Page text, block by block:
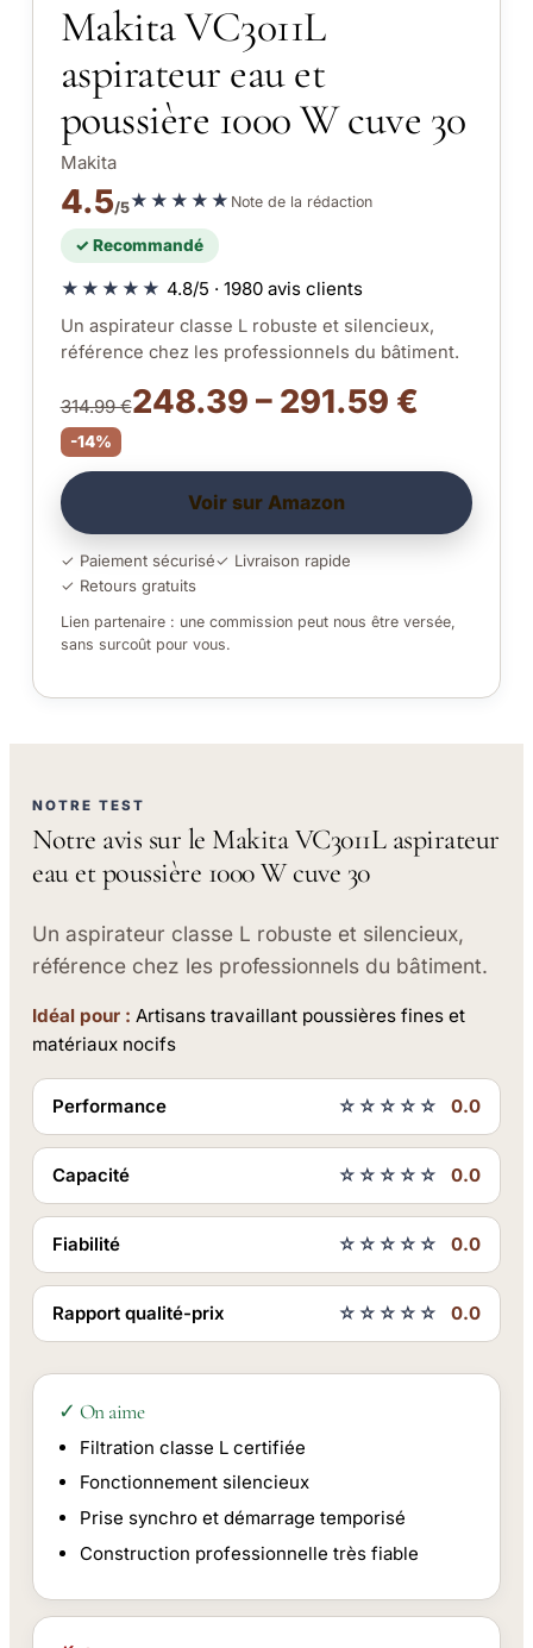
Makita VC3011L
aspirateur eau et
poussière 1000 W cuve 30
Makita
4.5/5★★★★★ Note de la rédaction
✓ Recommandé
★★★★★ 4.8/5 · 1980 avis clients
Un aspirateur classe L robuste et silencieux,
référence chez les professionnels du bâtiment.
314.99 €248.39 – 291.59 €
-14%
Voir sur Amazon
✓ Paiement sécurisé✓ Livraison rapide
✓ Retours gratuits
Lien partenaire : une commission peut nous être versée,
sans surcoût pour vous.
NOTRE TEST
Notre avis sur le Makita VC3011L aspirateur
eau et poussière 1000 W cuve 30
Un aspirateur classe L robuste et silencieux,
référence chez les professionnels du bâtiment.
Idéal pour : Artisans travaillant poussières fines et
matériaux nocifs
Performance ☆☆☆☆☆ 0.0
Capacité ☆☆☆☆☆ 0.0
Fiabilité ☆☆☆☆☆ 0.0
Rapport qualité-prix ☆☆☆☆☆ 0.0
✓ On aime
Filtration classe L certifiée
Fonctionnement silencieux
Prise synchro et démarrage temporisé
Construction professionnelle très fiable